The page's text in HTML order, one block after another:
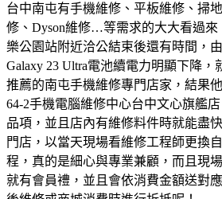
台中南屯有手機維修、平板維修、掃
修、Dyson維修…等需求的大大看過來
樂公園站附近洽公結束後還有時間，
Galaxy 23 Ultra電池續電力明顯下降，
推薦的南屯手機維修專門店家，結果
64-2手機電腦維修中心台中文心旗艦
品項，並且店內有維修料件時就能盡
門店，以當天現場看維修工程師更換
程，真的是細心與專業兼顧，而且現
就有會員禮，並且會依消費金額送對